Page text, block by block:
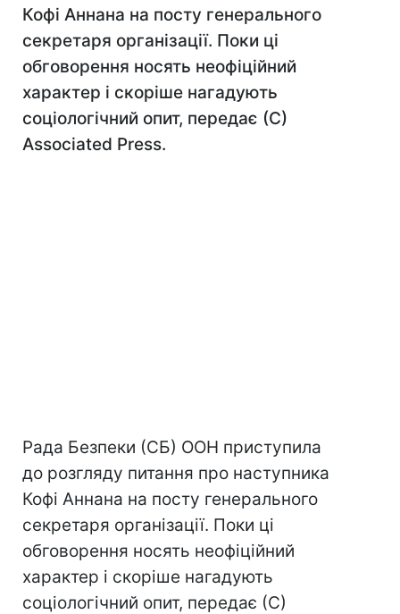
Кофі Аннана на посту генерального
секретаря організації. Поки ці
обговорення носять неофіційний
характер і скоріше нагадують
соціологічний опит, передає (С)
Associated Press.
Рада Безпеки (СБ) ООН приступила
до розгляду питання про наступника
Кофі Аннана на посту генерального
секретаря організації. Поки ці
обговорення носять неофіційний
характер і скоріше нагадують
соціологічний опит, передає (С)